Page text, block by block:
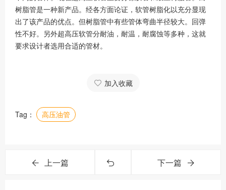
树脂管是一种新产品。经各方面论证，软管树脂化以充分显现
出了该产品的优点。但树脂管中有些管体弯曲半径较大。回弹
性不好。另外超高压软管分耐油，耐温，耐腐蚀等多种，这就
要求设计者选用合适的管材。
加入收藏
Tag： 高压油管
上一篇 下一篇